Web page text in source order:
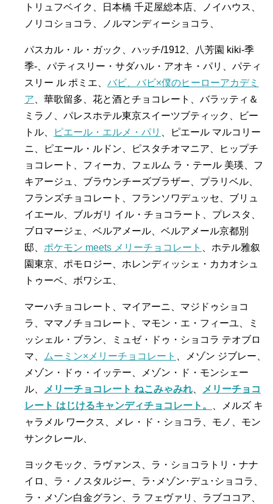
トリュフベイク、日本橋 千疋屋総本店、ノイハウス、
ノリコショコラ、ノルマンディーショコラ、
パスカル・ル・ガック、ハッチ/1912、八芳園 kiki-季
季-、パティスリー・サダハル・アオキ・パリ、パティ
スリー ル ポミエ、 バビ、バビ×僕のヒーローアカデミ
ア 、華歌留多、花と酒とチョコレート、バラッティ＆
ミラノ、パレスホテル東京スイーツブティック、ビー
トル、
ピエール・エルメ・パリ
、ピエール マルコリー
ニ、ピエール・ルドン、ピスタチオマニア、ヒップチ
ョコレート、フィーカ、フェルム ラ・テール 美瑛、フ
キアージュ、ブラウンチーズブラザー、プラリベル、
フランズチョコレート、フランソワデュッセ、ブリュ
イエール、ブルガリ イル・チョコラート、プレスタ、
ブロマージェ、ベルアメール、ベルアメール京都別
邸、 ポケモン meets メリーチョコレート
、ホテル雅叙
園東京、ポモロジー、ホレンディッシェ・カカオシュ
トゥーベ、ボワシエ、
マーハチョコレート、マイアーニ、マジドゥショコ
ラ、ママノチョコレート、マモン・エ・フィーユ、ミ
ッシェル・ブラン、ミュゼ・ドゥ・ショコラ テオブロ
マ、
ムーミン×メリーチョコレート
、メゾン ジブレー、
メゾン・ドゥ・イッテー、メゾン・ド・モンシェー
ル、
メリーチョコレート ねこみゃみれ
メリーチョコ
レート はじけるキャンディチョコレート。
、メルズ キ
ャラメル ワークス、メレ・ド・ショコラ、モノ、モン
サンクレール、
ヨックモック、ラヴァンス、ラ・ショコラトリ・ナナ
イロ、ラ・ノスタルジー、ラ･メゾン･デュ･ショコラ、
ラ・メゾン白金グラン、ラ フェヴァリ、ラブココア、